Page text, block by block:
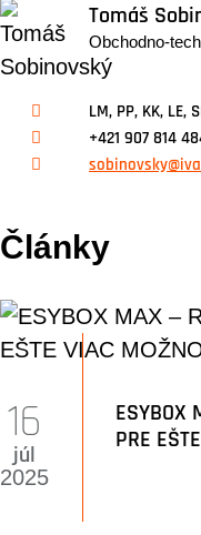
Tomáš
Obchodno-
LM, PP, KK, LE,
+421 907 814
Články
ESYBOX
PRE
16
júl
2025